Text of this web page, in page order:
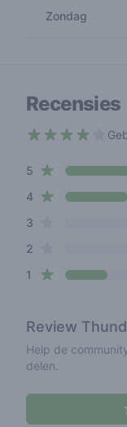
Zondag
Recensies
Review data
5 star reviews
4star reviews
3
2
1 star reviews
Review
Help de
delen.